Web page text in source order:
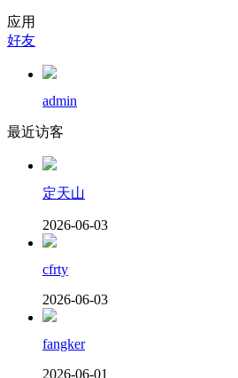
应用
好友
admin
最近访客
定天山
2026-06-03
cfrty
2026-06-03
fangker
2026-06-01